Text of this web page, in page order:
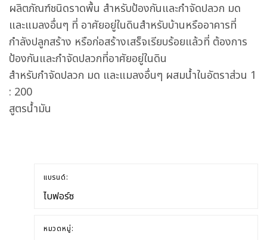
ผลิตภัณฑ์ชนิดราดพื้น สำหรับป้องกันและกำจัดปลวก มด
และแมลงอื่นๆ ที่ อาศัยอยู่ในดินสำหรับบ้านหรืออาคารที่
กำลังปลูกสร้าง หรือก่อสร้างเสร็จเรียบร้อยแล้วที่ ต้องการ
ป้องกันและกำจัดปลวกที่อาศัยอยู่ในดิน
สำหรับกำจัดปลวก มด และแมลงอื่นๆ ผสมน้ำในอัตราส่วน 1
: 200
สูตรน้ำมัน
แบรนด์:
ไบฟอร์ซ
หมวดหมู่: